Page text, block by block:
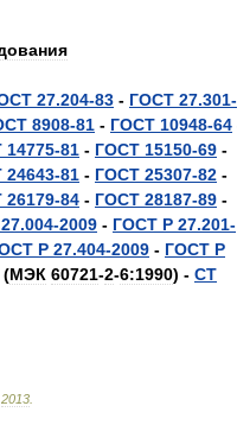
27.204-83 - ГОСТ 27.301-
8908-81 - ГОСТ 10948-64
14775-81 - ГОСТ 15150-69 -
24643-81 - ГОСТ 25307-82 -
26179-84 - ГОСТ 28187-89 -
27.004-2009 - ГОСТ Р 27.201-
Р 27.404-2009 - ГОСТ Р
(МЭК 60721-2-6:1990) - СТ
2013